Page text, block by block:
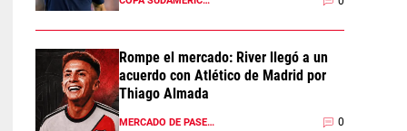
Rompe el mercado: River llegó a un
acuerdo con Atlético de Madrid por
Thiago Almada
MERCADO DE PASES 2026 0